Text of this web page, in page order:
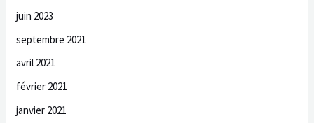
juin 2023
septembre 2021
avril 2021
février 2021
janvier 2021